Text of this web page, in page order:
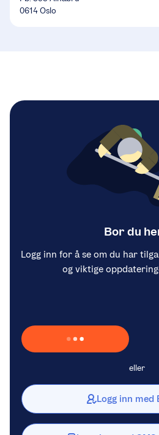
0614 Oslo
Bor du
Logg inn for å se om du har
og viktige
Laster inn Vipps …
eller
Logg inn med